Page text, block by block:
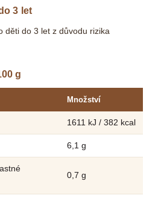
3 let
děti do 3 let z důvodu rizika
g
Množství
1611 kJ / 382 kcal
6,1 g
0,7 g